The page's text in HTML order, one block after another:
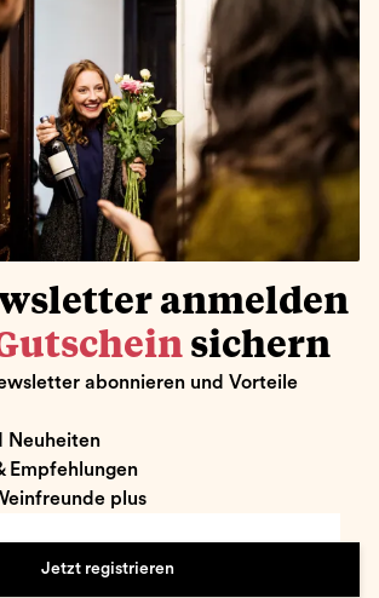
anmelden
sichern
abonnieren und Vorteile
Neuheiten
Empfehlungen
plus
Jetzt registrieren